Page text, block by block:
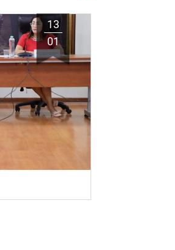
13
01